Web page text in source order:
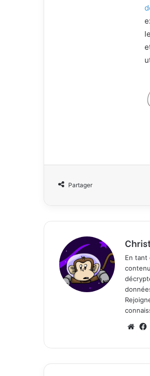
Partager
En tant
We
te